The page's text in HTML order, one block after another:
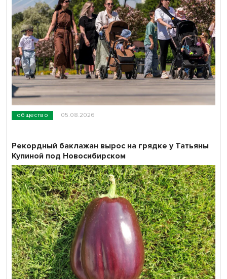
общество 05.08.2026
Рекордный баклажан вырос на грядке у Татьяны
Купиной под Новосибирском